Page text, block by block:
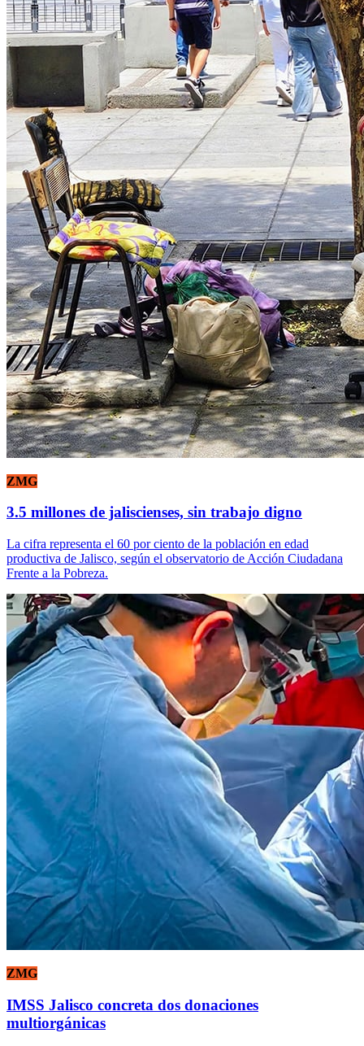
ZMG
3.5 millones de jaliscienses, sin trabajo digno
La cifra representa el 60 por ciento de la población en edad
productiva de Jalisco, según el observatorio de Acción Ciudadana
Frente a la Pobreza.
ZMG
IMSS Jalisco concreta dos donaciones
multiorgánicas